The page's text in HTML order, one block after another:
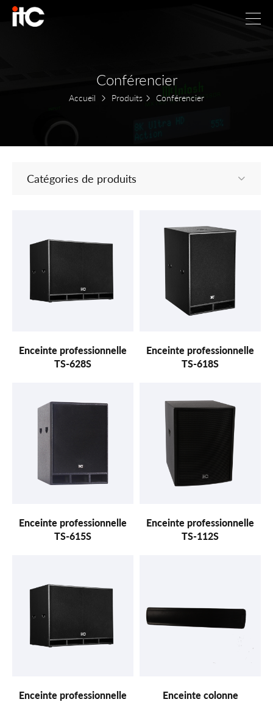
Conférencier
Accueil Produits Conférencier
Catégories de produits
Enceinte professionnelle
TS-628S
Enceinte professionnelle
TS-618S
Enceinte professionnelle
TS-615S
Enceinte professionnelle
TS-112S
Enceinte professionnelle
Enceinte colonne